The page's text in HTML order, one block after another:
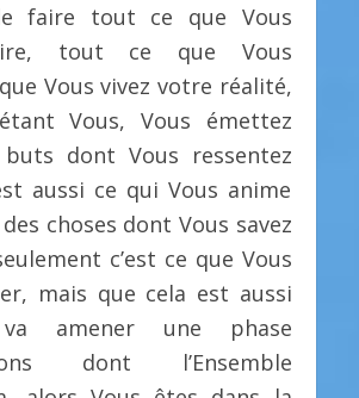
faire tout ce que Vous
tout ce que Vous
Vous vivez votre réalité,
Vous, Vous émettez
dont Vous ressentez
aussi ce qui Vous anime
choses dont Vous savez
c’est ce que Vous
mais que cela est aussi
amener une phase
dont l’Ensemble